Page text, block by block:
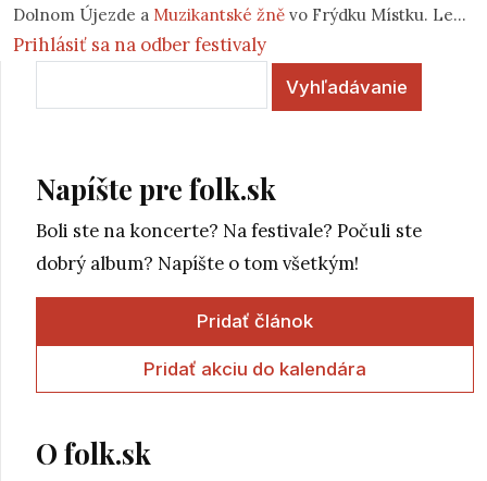
Dolnom Újezde a Muzikantské žně vo Frýdku Místku. Len
pre zaujímavosť, (i keď mapy mi zvyčajne nič nehovoria)
Bratislava - Dolní Újezd vzdialenosť cca 230 km a Dolní
Prihlásiť sa na odber festivaly
Napíšte pre folk.sk
Boli ste na koncerte? Na festivale? Počuli ste
dobrý album? Napíšte o tom všetkým!
Pridať článok
Pridať akciu do kalendára
O folk.sk